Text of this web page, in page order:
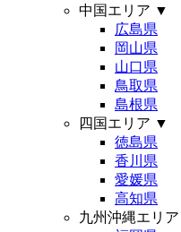
中国エリア ▼
広島県
岡山県
山口県
鳥取県
島根県
四国エリア ▼
徳島県
香川県
愛媛県
高知県
九州沖縄エリア